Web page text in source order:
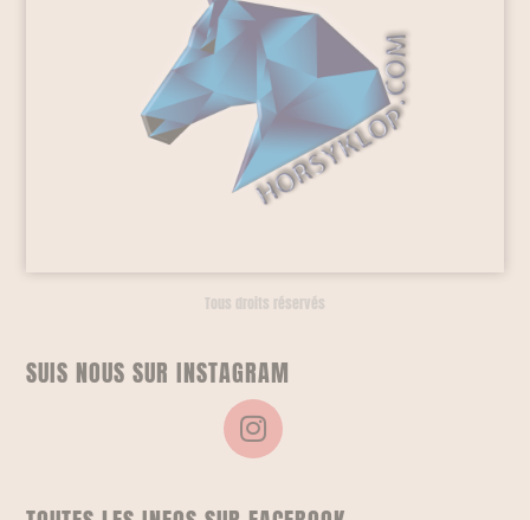
Tous droits réservés
SUIS NOUS SUR INSTAGRAM